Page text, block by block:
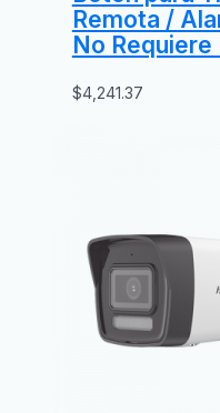
Remota /
No Requiere
$4,241.37